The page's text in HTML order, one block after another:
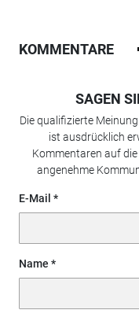
KOMMENTARE
SAGEN
Die qualifizierte
ist ausdrücklich
Kommentaren auf
angenehme
E-Mail
Name